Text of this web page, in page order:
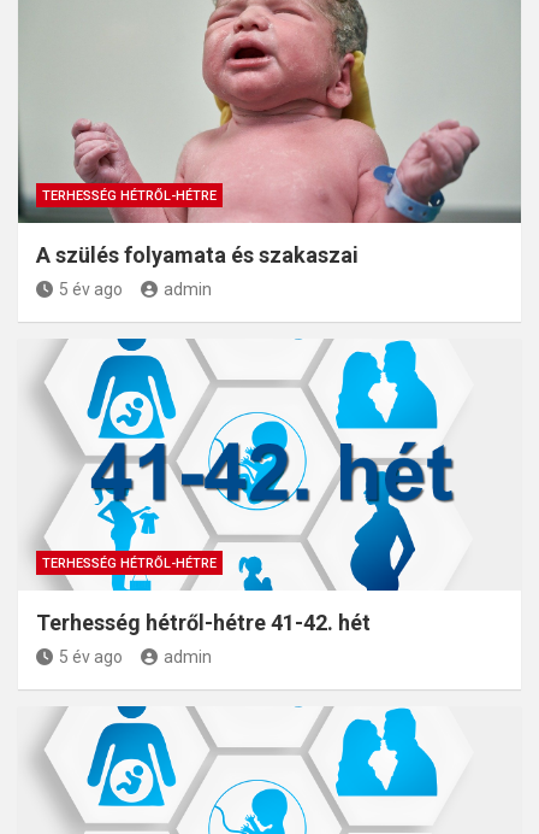
TERHESSÉG HÉTRŐL-HÉTRE
A szülés folyamata és szakaszai
5 év ago admin
TERHESSÉG HÉTRŐL-HÉTRE
Terhesség hétről-hétre 41-42. hét
5 év ago admin